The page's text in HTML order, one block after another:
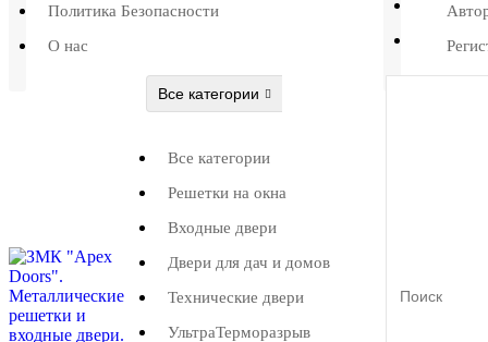
Политика Безопасности
О нас
Все категории
Все категории
Решетки на окна
Входные двери
Двери для дач и домов
Технические двери
УльтраТерморазрыв